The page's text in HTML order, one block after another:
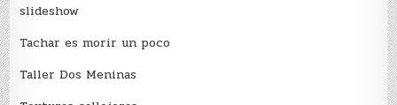
slideshow
Tachar es morir un poco
Taller Dos Meninas